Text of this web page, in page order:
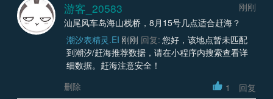
游客_20583
刚刚
汕尾风车岛海山栈桥，8月15号几点适合赶海？
潮汐表精灵.EI 刚刚 回复: 您好，该地点暂未匹配
到潮汐/赶海推荐数据，请在小程序内搜索查看详
细数据。赶海注意安全！
删除
1 回复